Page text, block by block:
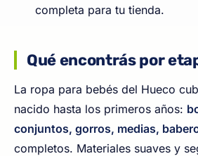
completa para tu tienda.
Qué encontrás por
La ropa para bebés del Hueco
nacido hasta los primeros años:
conjuntos, gorros, medias,
completos. Materiales suaves y